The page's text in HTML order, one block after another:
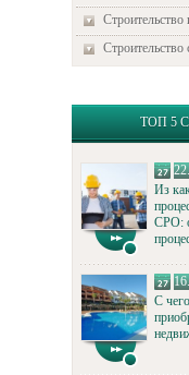
Строительство
ТОП 5
Из
СРО:
С